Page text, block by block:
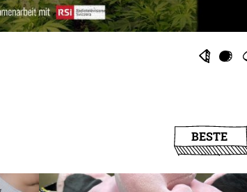
BESTE